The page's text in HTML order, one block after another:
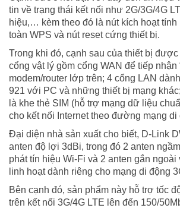
tin về trạng thái kết nối như 2G/3G/4G
hiệu,… kèm theo đó là nút kích hoạt tính
toàn WPS và nút reset cứng thiết bị.
Trong khi đó, cạnh sau của thiết bị
cổng vật lý gồm cổng WAN để tiếp nhận
modem/router lớp trên; 4 cổng LAN
921 với PC và những thiết bị mạng
là khe thẻ SIM (hỗ trợ mạng dữ liệu
cho kết nối Internet theo đường mạng di
Đại diện nhà sản xuất cho biết, D-Link
anten độ lợi 3dBi, trong đó 2 anten
phát tín hiệu Wi-Fi và 2 anten gắn
linh hoạt dành riêng cho mạng di động
Bên cạnh đó, sản phẩm này hỗ trợ tốc
trên kết nối 3G/4G LTE lên đến 150/